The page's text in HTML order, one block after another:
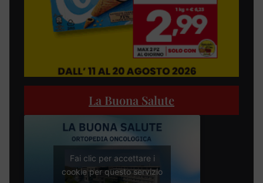
La Buona Salute
Fai clic per accettare i
cookie per questo servizio